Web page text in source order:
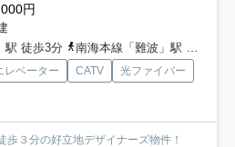
円
駅 徒歩3分
南海本線「難波」駅 徒歩9分
レベーター CATV
光ファイバー
歩３分の好立地デザイナーズ物件！